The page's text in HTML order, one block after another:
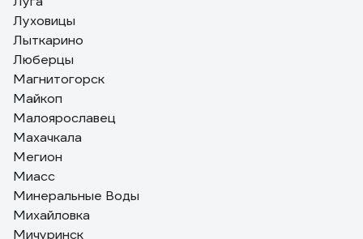
Луховицы
Лыткарино
Люберцы
Магнитогорск
Майкоп
Малоярославец
Махачкала
Мегион
Миасс
Минеральные Воды
Михайловка
Мичуринск